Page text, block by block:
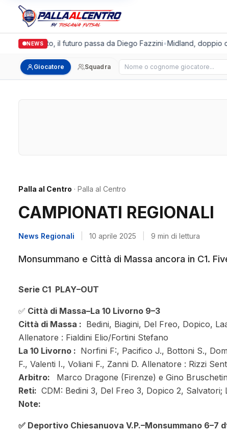
NEWS
Futsal Prato, il futuro passa da Diego Fazzini•Midland, doppio
Giocatore Squadra Cerca giocatore
Palla al Centro · Palla al Centro
CAMPIONATI REGIONALI
News Regionali 10 aprile 2025 9 min di lettura
Monsummano e Città di Massa ancora in C1.
Serie C1 PLAY–OUT
✅ Città di Massa–La 10 Livorno 9–3
Città di Massa : Bedini, Biagini, Del Freo, Dopico,
Allenatore : Fialdini Elio/Fortini Stefano
La 10 Livorno : Norfini F:, Pacifico J., Bottoni S.,
F., Valenti I., Voliani F., Zanni D. Allenatore : Rizzi
Arbitro:
Marco Dragone (Firenze) e Gino
Reti: CDM: Bedini 3, Del Freo 3, Dopico 2, Salvatori;
Note:
✅ Deportivo Chiesanuova V.P.–Monsummano 6–7